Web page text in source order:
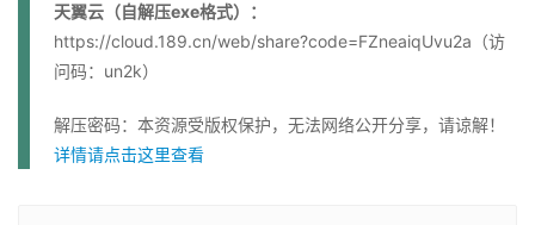
天翼云（自解压exe格式）：
https://cloud.189.cn/web/share?code=FZneaiqUvu2a（访
问码：un2k）
解压密码：本资源受版权保护，无法网络公开分享，请谅解！
详情请点击这里查看